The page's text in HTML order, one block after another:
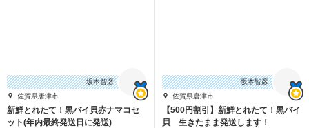
坂本智彦
佐賀県唐津市
新鮮とれたて！黒バイ貝赤ナマコセ
ット(年内最終発送日に発送)
坂本智彦
佐賀県唐津市
【500円割引】新鮮とれたて！黒バイ
貝 生きたまま発送します！